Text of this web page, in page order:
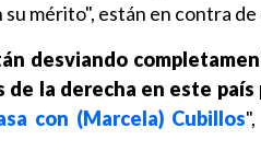
su mérito", están en contra de
desviando
la derecha en este país
con (Marcela) Cubillos